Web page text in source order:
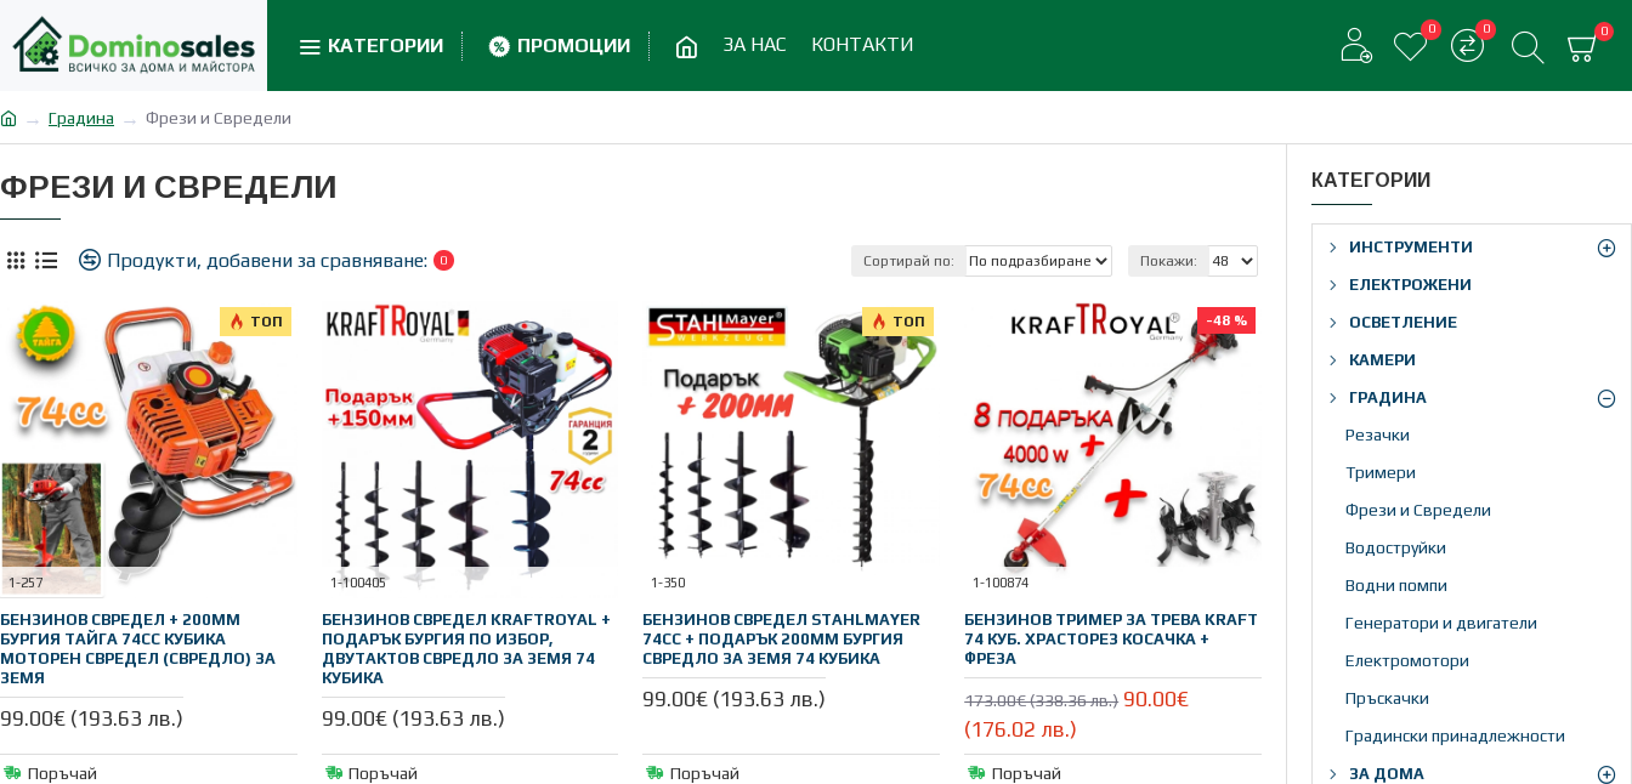
КАТЕГОРИИ ПРОМОЦИИ ЗА НАС КОНТАКТИ
0 0 0
Градина Фрези и Свредели
ФРЕЗИ И СВРЕДЕЛИ
Продукти, добавени за сравняване: 0 Сортирай по: Покажи:
ТОП
1-257
БЕНЗИНОВ СВРЕДЕЛ + 200ММ
БУРГИЯ ТАЙГА 74CC КУБИКА
МОТОРЕН СВРЕДЕЛ (СВРЕДЛО) ЗА
ЗЕМЯ
99.00€ (193.63 лв.)
Поръчай
1-100405
БЕНЗИНОВ СВРЕДЕЛ KRAFTROYAL +
ПОДАРЪК БУРГИЯ ПО ИЗБОР,
ДВУТАКТОВ СВРЕДЛО ЗА ЗЕМЯ 74
КУБИКА
99.00€ (193.63 лв.)
Поръчай
ТОП
1-350
БЕНЗИНОВ СВРЕДЕЛ STAHLMAYER
74CC + ПОДАРЪК 200ММ БУРГИЯ
СВРЕДЛО ЗА ЗЕМЯ 74 КУБИКА
99.00€ (193.63 лв.)
Поръчай
-48 %
1-100874
БЕНЗИНОВ ТРИМЕР ЗА ТРЕВА KRAFT
74 КУБ. ХРАСТОРЕЗ КОСАЧКА +
ФРЕЗА
173.00€ (338.36 лв.) 90.00€
(176.02 лв.)
Поръчай
КАТЕГОРИИ
ИНСТРУМЕНТИ
ЕЛЕКТРОЖЕНИ
ОСВЕТЛЕНИЕ
КАМЕРИ
ГРАДИНА
Резачки
Тримери
Фрези и Свредели
Водоструйки
Водни помпи
Генератори и двигатели
Електромотори
Пръскачки
Градински принадлежности
ЗА ДОМА